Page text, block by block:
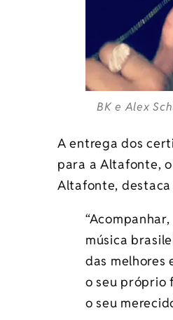
BK e Alex
A entrega dos
para a Altafonte,
Altafonte, destaca
música
das melhores
o seu próprio
o seu